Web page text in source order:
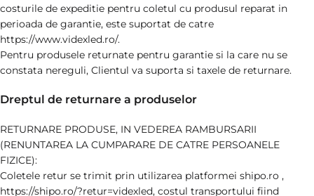
costurile de expeditie pentru coletul cu produsul reparat in
perioada de garantie, este suportat de catre
https://www.videxled.ro/.
Pentru produsele returnate pentru garantie si la care nu se
constata nereguli, Clientul va suporta si taxele de returnare.
Dreptul de returnare a produselor
RETURNARE PRODUSE, IN VEDEREA RAMBURSARII
(RENUNTAREA LA CUMPARARE DE CATRE PERSOANELE
FIZICE):
Coletele retur se trimit prin utilizarea platformei shipo.ro ,
https://shipo.ro/?retur=videxled, costul transportului fiind